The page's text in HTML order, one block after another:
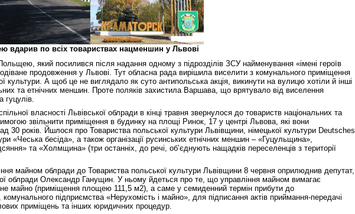
вдарив по всіх товариствах нацменшин у Львові
який посилився після надання одному з підрозділів ЗСУ найменування «імені героїв
продовження у Львові. Тут обласна рада вирішила виселити з комунального приміщення
культури. А щоб це не виглядало як суто антипольська акція, викинути на вулицю хотіли й інші
та етнічних меншин. Проте поляків захистила Варшава, що врятувало від виселення
гуцулів.
власності Львівської облради в кінці травня звернулося до товариств національних та
звільнити приміщення в будинку на площі Ринок, 17 у центрі Львова, які вони
30 років. Йшлося про Товариства польської культури Львівщини, німецької культури Deutsches
«Чеська бесіда», а також організації русинських етнічних меншин – «Гуцульщина»,
та «Холмщина» (три останніх, до речі, об’єднують нащадків переселенців з території
майном облради до Товариства польської культури Львівщини 8 червня оприлюднив депутат,
облради Олександр Ганущин. У ньому йдеться про те, що управління майном вимагає
майно (приміщення площею 111,5 м2), а саме у семиденний термін прибути до
підприємства «Нерухомість і майно», для підписання актів приймання-передачі
приміщень та інших юридичних процедур.